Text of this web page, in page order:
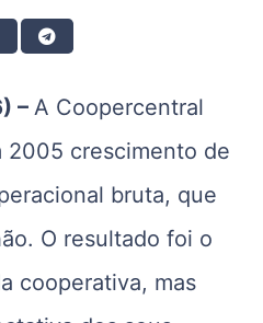
– A Coopercentral
2005 crescimento de
bruta, que
O resultado foi o
cooperativa, mas